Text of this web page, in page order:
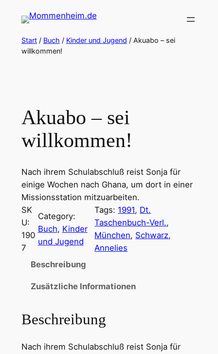
Inhalt
springen
Start/ Buch / Kinder und Jugend / Akuabo – sei
willkommen!
Akuabo – sei
willkommen!
Nach ihrem Schulabschluß reist Sonja für
einige Wochen nach Ghana, um dort in einer
Missionsstation mitzuarbeiten.
SK
U:
190
7
Category:
Buch, Kinder
und Jugend
Tags: 1991, Dt.
Taschenbuch-Verl.
München, Schwarz,
Annelies
Beschreibung
Zusätzliche Informationen
Beschreibung
Nach ihrem Schulabschluß reist Sonja für